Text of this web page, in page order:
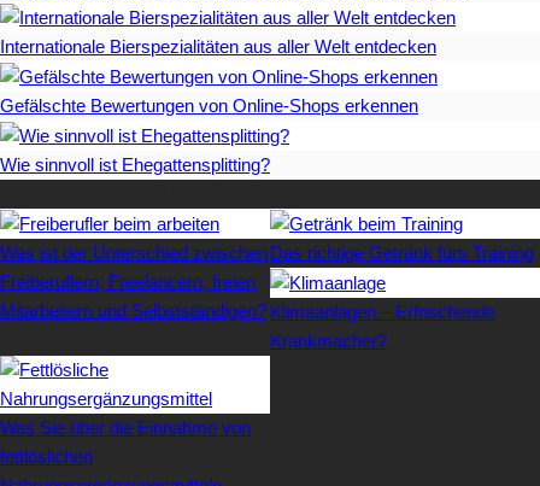
Internationale Bierspezialitäten aus aller Welt entdecken
Gefälschte Bewertungen von Online-Shops erkennen
Wie sinnvoll ist Ehegattensplitting?
Was ist der Unterschied zwischen
Freiberuflern, Freelancern, freien
Mitarbeitern und Selbstständigen?
Das richtige Getränk fürs Training
Klimaanlagen – Erfrischende
Krankmacher?
Was Sie über die Einnahme von
fettlöslichen